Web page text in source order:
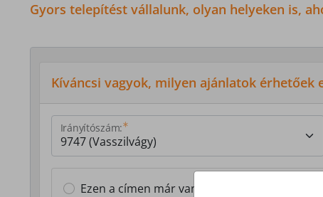
Gyors telepítést vállalunk, olyan helyeken is,
Kíváncsi vagyok, milyen ajánlatok érhetőek
Irányítószám:
Ezen a címen már van Z-NET előfizetésem